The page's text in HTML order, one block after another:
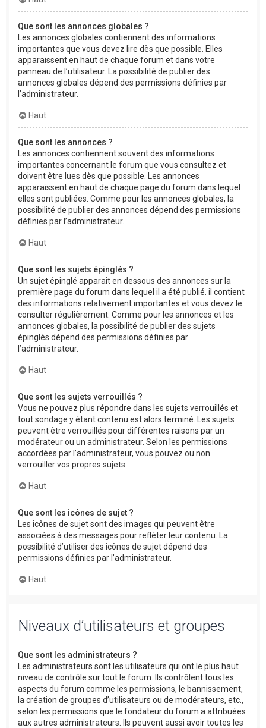
Que sont les annonces globales ?
Les annonces globales contiennent des informations
importantes que vous devez lire dès que possible. Elles
apparaissent en haut de chaque forum et dans votre
panneau de l’utilisateur. La possibilité de publier des
annonces globales dépend des permissions définies par
l’administrateur.
Haut
Que sont les annonces ?
Les annonces contiennent souvent des informations
importantes concernant le forum que vous consultez et
doivent être lues dès que possible. Les annonces
apparaissent en haut de chaque page du forum dans lequel
elles sont publiées. Comme pour les annonces globales, la
possibilité de publier des annonces dépend des permissions
définies par l’administrateur.
Haut
Que sont les sujets épinglés ?
Un sujet épinglé apparaît en dessous des annonces sur la
première page du forum dans lequel il a été publié. il contient
des informations relativement importantes et vous devez le
consulter régulièrement. Comme pour les annonces et les
annonces globales, la possibilité de publier des sujets
épinglés dépend des permissions définies par
l’administrateur.
Haut
Que sont les sujets verrouillés ?
Vous ne pouvez plus répondre dans les sujets verrouillés et
tout sondage y étant contenu est alors terminé. Les sujets
peuvent être verrouillés pour différentes raisons par un
modérateur ou un administrateur. Selon les permissions
accordées par l’administrateur, vous pouvez ou non
verrouiller vos propres sujets.
Haut
Que sont les icônes de sujet ?
Les icônes de sujet sont des images qui peuvent être
associées à des messages pour refléter leur contenu. La
possibilité d’utiliser des icônes de sujet dépend des
permissions définies par l’administrateur.
Haut
Niveaux d’utilisateurs et groupes
Que sont les administrateurs ?
Les administrateurs sont les utilisateurs qui ont le plus haut
niveau de contrôle sur tout le forum. Ils contrôlent tous les
aspects du forum comme les permissions, le bannissement,
la création de groupes d’utilisateurs ou de modérateurs, etc.,
selon les permissions que le fondateur du forum a attribuées
aux autres administrateurs. Ils peuvent aussi avoir toutes les